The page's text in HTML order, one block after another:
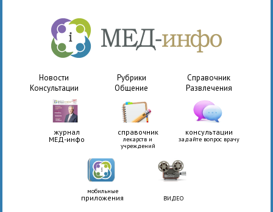
Новости Рубрики
Справочник
Консультации
Общение Развлечения
журнал
МЕД-инфо
справочник
лекарств и
учреждений
консультации
задайте вопрос врачу
мобильные
приложения ВИДЕО